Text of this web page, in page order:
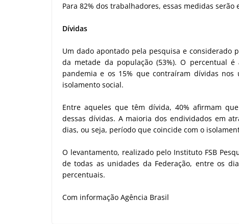
Para 82% dos trabalhadores, essas medidas
Dívidas
Um dado apontado pela pesquisa e considerado
da metade da população (53%). O percentual
pandemia e os 15% que contraíram dívidas
isolamento social.
Entre aqueles que têm dívida, 40% afirmam
dessas dívidas. A maioria dos endividados em
dias, ou seja, período que coincide com o
O levantamento, realizado pelo Instituto FSB
de todas as unidades da Federação, entre os
percentuais.
Com informação Agência Brasil